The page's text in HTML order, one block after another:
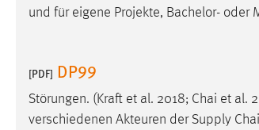
und für eigene Projekte, Bachelor- oder
[PDF] DP99
Störungen. (Kraft et al. 2018; Chai et al.
verschiedenen Akteuren der Supply
Vimeo